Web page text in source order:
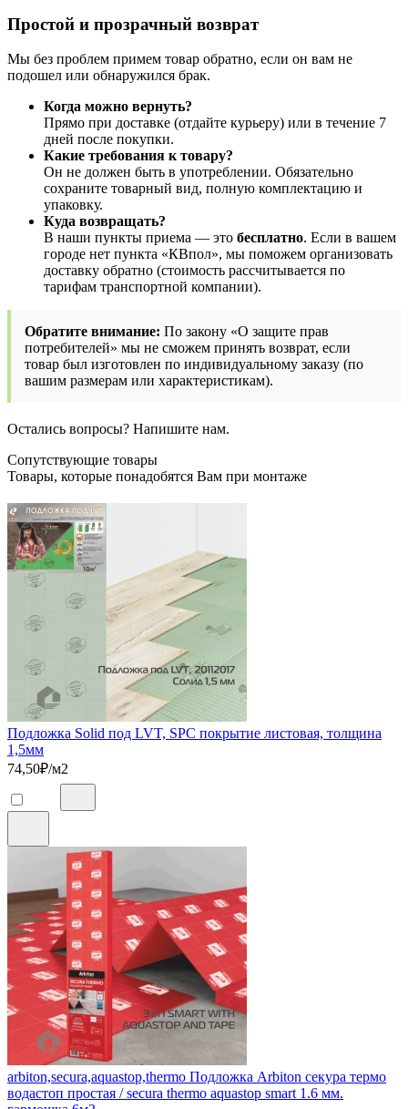
Простой и прозрачный возврат
Мы без проблем примем товар обратно, если он вам не
подошел или обнаружился брак.
Когда можно вернуть?
Прямо при доставке (отдайте курьеру) или в течение 7
дней после покупки.
Какие требования к товару?
Он не должен быть в употреблении. Обязательно
сохраните товарный вид, полную комплектацию и
упаковку.
Куда возвращать?
В наши пункты приема — это бесплатно. Если в вашем
городе нет пункта «КВпол», мы поможем организовать
доставку обратно (стоимость рассчитывается по
тарифам транспортной компании).
Обратите внимание: По закону «О защите прав
потребителей» мы не сможем принять возврат, если
товар был изготовлен по индивидуальному заказу (по
вашим размерам или характеристикам).
Остались вопросы? Напишите нам.
Сопутствующие товары
Товары, которые понадобятся Вам при монтаже
Подложка Solid под LVT, SPC покрытие листовая, толщина
1,5мм
74,50₽/м2
arbiton,secura,aquastop,thermo Подложка Arbiton секура термо
водастоп простая / secura thermo aquastop smart 1.6 мм.